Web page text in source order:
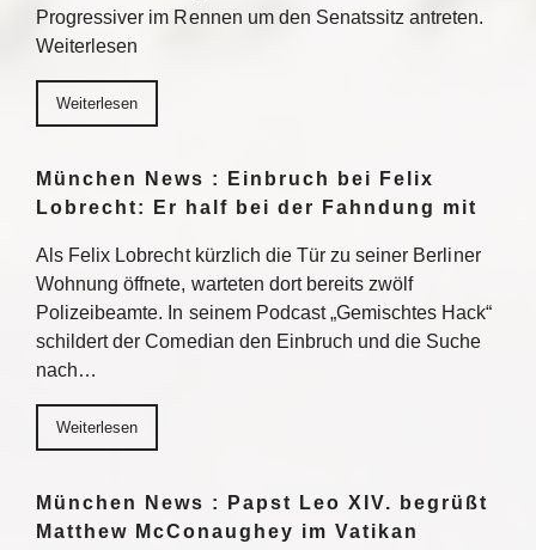
Progressiver im Rennen um den Senatssitz antreten.
Weiterlesen
Weiterlesen
München News : Einbruch bei Felix
Lobrecht: Er half bei der Fahndung mit
Als Felix Lobrecht kürzlich die Tür zu seiner Berliner
Wohnung öffnete, warteten dort bereits zwölf
Polizeibeamte. In seinem Podcast „Gemischtes Hack“
schildert der Comedian den Einbruch und die Suche
nach…
Weiterlesen
München News : Papst Leo XIV. begrüßt
Matthew McConaughey im Vatikan